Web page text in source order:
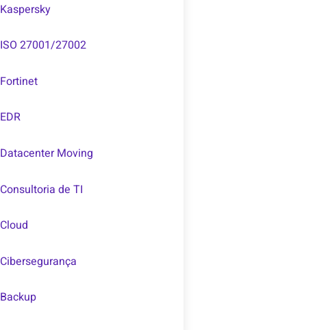
Kaspersky
ISO 27001/27002
Fortinet
EDR
Datacenter Moving
Consultoria de TI
Cloud
Cibersegurança
Backup